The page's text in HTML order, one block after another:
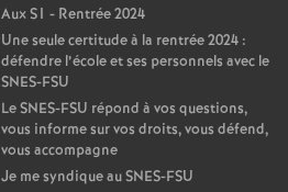
Aux S1 - Rentrée 2024
Une seule certitude à la rentrée 2024 :
défendre l’école et ses personnels avec le
SNES-FSU
Le SNES-FSU répond à vos questions,
vous informe sur vos droits, vous défend,
vous accompagne
Je me syndique au SNES-FSU